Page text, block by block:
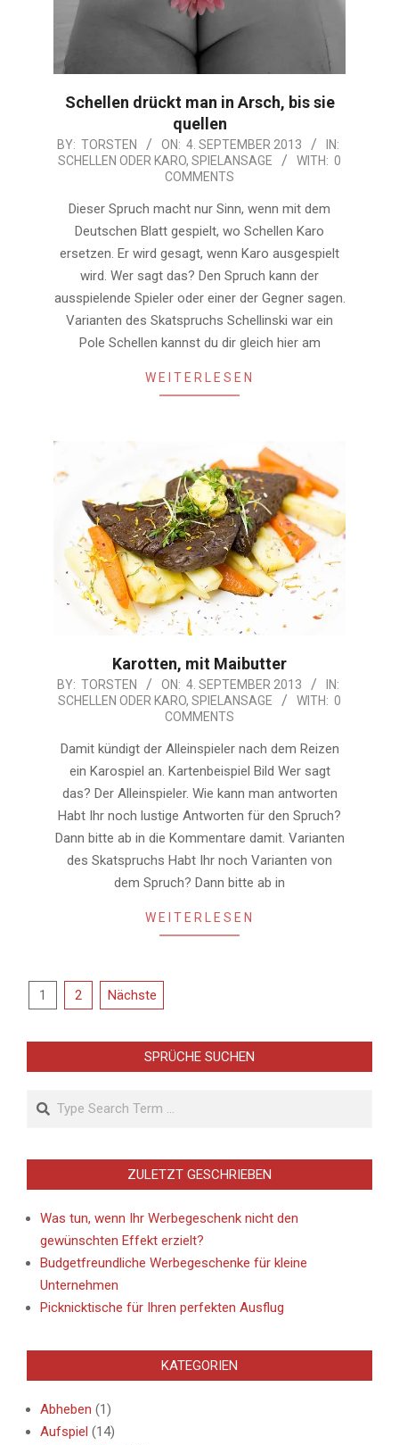
Schellen drückt man in Arsch, bis sie
quellen
2013-
09-
BY: TORSTEN ON: 4. SEPTEMBER 2013
IN:
SCHELLEN ODER KARO, SPIELANSAGE WITH: 0
COMMENTS
Dieser Spruch macht nur Sinn, wenn mit dem
Deutschen Blatt gespielt, wo Schellen Karo
ersetzen. Er wird gesagt, wenn Karo ausgespielt
wird. Wer sagt das? Den Spruch kann der
ausspielende Spieler oder einer der Gegner sagen.
Varianten des Skatspruchs Schellinski war ein
Pole Schellen kannst du dir gleich hier am
WEITERLESEN
Karotten, mit Maibutter
2013-
09-
BY: TORSTEN ON: 4. SEPTEMBER 2013
IN:
SCHELLEN ODER KARO, SPIELANSAGE WITH: 0
COMMENTS
Damit kündigt der Alleinspieler nach dem Reizen
ein Karospiel an. Kartenbeispiel Bild Wer sagt
das? Der Alleinspieler. Wie kann man antworten
Habt Ihr noch lustige Antworten für den Spruch?
Dann bitte ab in die Kommentare damit. Varianten
des Skatspruchs Habt Ihr noch Varianten von
dem Spruch? Dann bitte ab in
WEITERLESEN
Seitennummerierung
1 2 Nächste
SPRÜCHE SUCHEN
Search
ZULETZT GESCHRIEBEN
Was tun, wenn Ihr Werbegeschenk nicht den
gewünschten Effekt erzielt?
Budgetfreundliche Werbegeschenke für kleine
Unternehmen
Picknicktische für Ihren perfekten Ausflug
KATEGORIEN
Abheben (1)
Aufspiel (14)